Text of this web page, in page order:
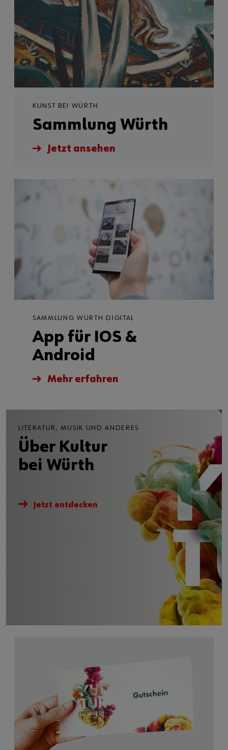
KUNST BEI WÜRTH
Sammlung Würth
Jetzt ansehen
SAMMLUNG WÜRTH DIGITAL
App für IOS &
Android
Mehr erfahren
LITERATUR, MUSIK UND ANDERES
Über Kultur
bei Würth
Jetzt entdecken